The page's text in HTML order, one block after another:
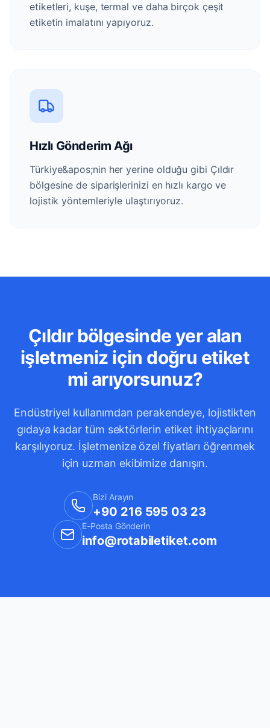
etiketleri, kuşe, termal ve daha birçok çeşit
etiketin imalatını yapıyoruz.
Hızlı Gönderim Ağı
Türkiye&apos;nin her yerine olduğu gibi Çıldır
bölgesine de siparişlerinizi en hızlı kargo ve
lojistik yöntemleriyle ulaştırıyoruz.
Çıldır bölgesinde yer alan
işletmeniz için doğru etiket
mi arıyorsunuz?
Endüstriyel kullanımdan perakendeye, lojistikten
gıdaya kadar tüm sektörlerin etiket ihtiyaçlarını
karşılıyoruz. İşletmenize özel fiyatları öğrenmek
için uzman ekibimize danışın.
Bizi Arayın
+90 216 595 03 23
E-Posta Gönderin
info@rotabiletiket.com